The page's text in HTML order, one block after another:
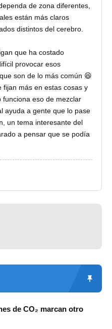
de zona diferentes,
están más claros
distintos del cerebro.
que ha costado
provocar esos
son de lo más común 😆
fijan más en estas cosas y
eso de mezclar
ayuda a gente que lo pase
un tema interesante del
a pensar que se podía
de CO₂ marcan otro